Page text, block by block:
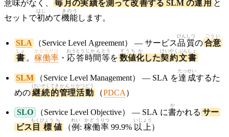
意味がなく、 毎月 の実績を測 って改善する SLM の運用 と
セットで初
はじ
めて機能
きのう
します。
SLA （Service Level Agreement） — サービス品質
ひんしつ
の合意
ごうい
書
しょ
。 稼働率
かどうりつ
・ 応答
おうとう
時間
じかん
等
とう
を 数値
すうち
化
か
した契約
けいやく
文書
ぶんしょ
SLM （Service Level Management） — SLA を達成
たっせい
するた
めの継続
けいぞく
的
てき
管理
かんり
活動
かつどう
（PDCA ）
SLO （Service Level Objective） — SLA に書
か
かれる サー
ビス 目標
もくひょう
値
ち
（例
れい
: 稼働
かどう
率
りつ
99.9% 以上
いじょう
）